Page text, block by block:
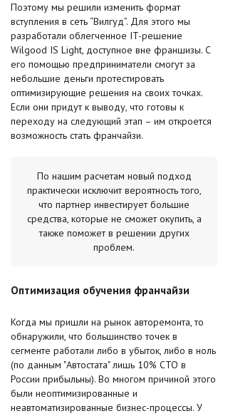
Поэтому мы решили изменить формат
вступления в сеть “Вилгуд”. Для этого мы
разработали облегченное IT-решение
Wilgood IS Light, доступное вне франшизы. С
его помощью предприниматели смогут за
небольшие деньги протестировать
оптимизирующие решения на своих точках.
Если они придут к выводу, что готовы к
переходу на следующий этап – им откроется
возможность стать франчайзи.
По нашим расчетам новый подход
практически исключит вероятность того,
что партнер инвестирует большие
средства, которые не сможет окупить, а
также поможет в решении других
проблем.
Оптимизация обучения франчайзи
Когда мы пришли на рынок авторемонта, то
обнаружили, что большинство точек в
сегменте работали либо в убыток, либо в ноль
(по данным "Автостата" лишь 10% СТО в
России прибыльны). Во многом причиной этого
были неоптимизированные и
неавтоматизированные бизнес-процессы. У